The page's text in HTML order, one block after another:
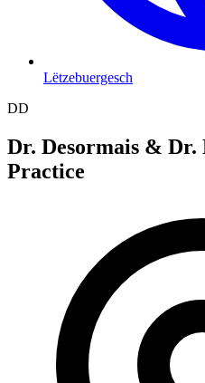
Lëtzebuergesch
DD
Dr. Desormais & Dr.
Practice